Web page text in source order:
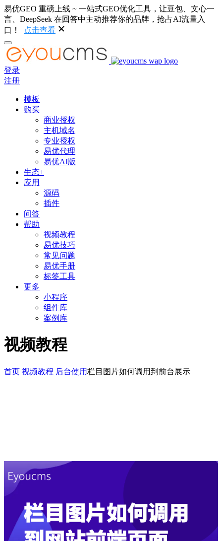
易优GEO 重磅上线 ~ 一站式GEO优化工具，让豆包、文心一
言、DeepSeek 在回答中主动推荐你的品牌，抢占AI流量入
口！
点击查看
登录
注册
模板
购买
商业授权
主机域名
专业授权
易优代理
易优AI版
生态+
应用
源码
插件
问答
帮助
视频教程
易优技巧
常见问题
易优手册
标签工具
更多
小程序
组件库
案例库
视频教程
首页 视频教程 后台使用栏目图片如何调用到前台展示